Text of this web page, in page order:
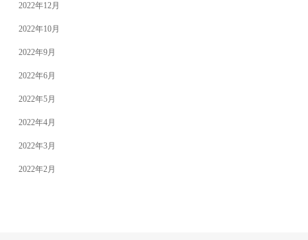
2022年12月
2022年10月
2022年9月
2022年6月
2022年5月
2022年4月
2022年3月
2022年2月